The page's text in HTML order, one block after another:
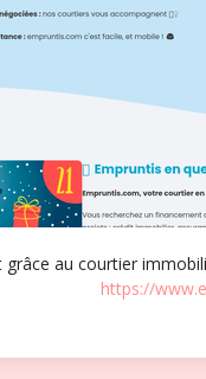
au courtier
https://